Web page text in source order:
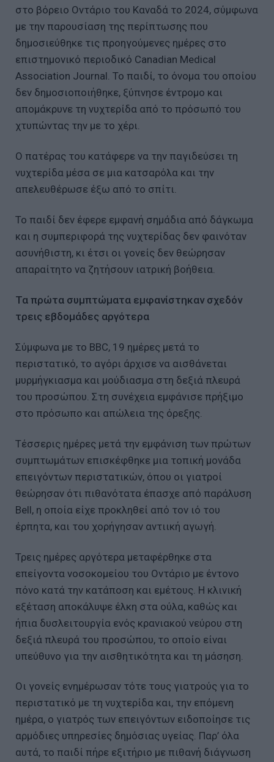
στο βόρειο Οντάριο του Καναδά το 2024, σύμφωνα
με την παρουσίαση της περίπτωσης που
δημοσιεύθηκε τις προηγούμενες ημέρες στο
επιστημονικό περιοδικό Canadian Medical
Association Journal. Το παιδί, το όνομα του οποίου
δεν δημοσιοποιήθηκε, ξύπνησε έντρομο και
απομάκρυνε τη νυχτερίδα από το πρόσωπό του
χτυπώντας την με το χέρι.
Ο πατέρας του κατάφερε να την παγιδεύσει τη
νυχτερίδα μέσα σε μια κατσαρόλα και την
απελευθέρωσε έξω από το σπίτι.
Το παιδί δεν έφερε εμφανή σημάδια από δάγκωμα
και η συμπεριφορά της νυχτερίδας δεν φαινόταν
ασυνήθιστη, κι έτσι οι γονείς δεν θεώρησαν
απαραίτητο να ζητήσουν ιατρική βοήθεια.
Τα πρώτα συμπτώματα εμφανίστηκαν σχεδόν
τρεις εβδομάδες αργότερα
Σύμφωνα με το BBC, 19 ημέρες μετά το
περιστατικό, το αγόρι άρχισε να αισθάνεται
μυρμήγκιασμα και μούδιασμα στη δεξιά πλευρά
του προσώπου. Στη συνέχεια εμφάνισε πρήξιμο
στο πρόσωπο και απώλεια της όρεξης.
Τέσσερις ημέρες μετά την εμφάνιση των πρώτων
συμπτωμάτων επισκέφθηκε μια τοπική μονάδα
επειγόντων περιστατικών, όπου οι γιατροί
θεώρησαν ότι πιθανότατα έπασχε από παράλυση
Bell, η οποία είχε προκληθεί από τον ιό του
έρπητα, και του χορήγησαν αντιική αγωγή.
Τρεις ημέρες αργότερα μεταφέρθηκε στα
επείγοντα νοσοκομείου του Οντάριο με έντονο
πόνο κατά την κατάποση και εμέτους. Η κλινική
εξέταση αποκάλυψε έλκη στα ούλα, καθώς και
ήπια δυσλειτουργία ενός κρανιακού νεύρου στη
δεξιά πλευρά του προσώπου, το οποίο είναι
υπεύθυνο για την αισθητικότητα και τη μάσηση.
Οι γονείς ενημέρωσαν τότε τους γιατρούς για το
περιστατικό με τη νυχτερίδα και, την επόμενη
ημέρα, ο γιατρός των επειγόντων ειδοποίησε τις
αρμόδιες υπηρεσίες δημόσιας υγείας. Παρ’ όλα
αυτά, το παιδί πήρε εξιτήριο με πιθανή διάγνωση